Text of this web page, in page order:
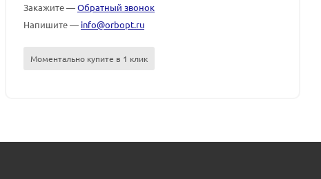
Закажите —Обратный звонок
Напишите — info@orbopt.ru
Моментально купите в 1 клик